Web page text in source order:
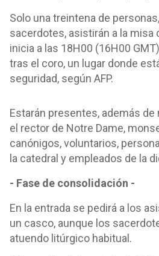
Solo una treintena de
sacerdotes, asistirán a la misa
inicia a las 18H00 (16H00
tras el coro, un lugar donde
seguridad, según AFP.
Estarán presentes, además
el rector de Notre Dame,
canónigos, voluntarios,
la catedral y empleados de la
- Fase de consolidación -
En la entrada se pedirá a los
un casco, aunque los
atuendo litúrgico habitual.